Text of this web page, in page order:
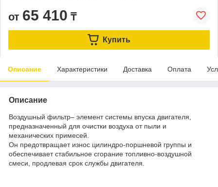
от 65 410 ₸
Купить
Описание Характеристики Доставка Оплата
Описание
Воздушный фильтр– элемент системы впуска двигателя,
предназначенный для очистки воздуха от пыли и
механических примесей.
Он предотвращает износ цилиндро-поршневой группы и
обеспечивает стабильное сгорание топливно-воздушной
смеси, продлевая срок службы двигателя.